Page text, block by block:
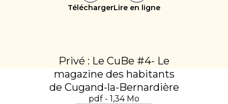
TéléchargerLire en ligne
Privé : Le CuBe #4- Le
magazine des habitants
de Cugand-la-Bernardière
pdf - 1,34 Mo